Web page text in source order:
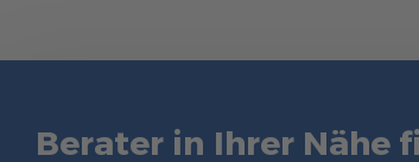
Berater in Ihrer Nähe